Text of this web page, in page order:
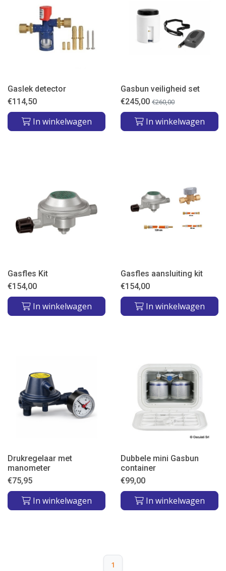
Gaslek detector
€114,50
In winkelwagen
Gasbun veiligheid set
€245,00 €260,00
In winkelwagen
Gasfles Kit
€154,00
In winkelwagen
Gasfles aansluiting kit
€154,00
In winkelwagen
Drukregelaar met
manometer
€75,95
In winkelwagen
Dubbele mini Gasbun
container
€99,00
In winkelwagen
1